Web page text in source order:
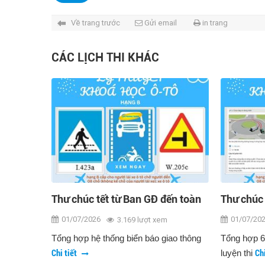
Về trang trước Gửi email in trang
CÁC LỊCH THI KHÁC
Thư chúc tết từ Ban GĐ đến toàn
thể CBNV và giáo viên
01/07/2026 3.169 lượt xem
Tổng hợp hệ thống biển báo giao thông
Chi tiết
Thư
thể01/07/
Tổng hợp
luyện thi